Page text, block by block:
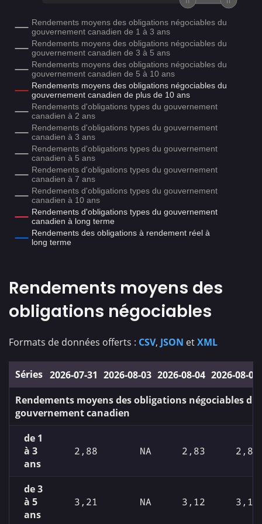
Rendements moyens des obligations négociables du
gouvernement canadien de 1 à 3 ans
Rendements moyens des obligations négociables du
gouvernement canadien de 3 à 5 ans
Rendements moyens des obligations négociables du
gouvernement canadien de 5 à 10 ans
Rendements moyens des obligations négociables du
gouvernement canadien de plus de 10 ans
Rendements d'obligations types du gouvernement
canadien à 2 ans
Rendements d'obligations types du gouvernement
canadien à 3 ans
Rendements d'obligations types du gouvernement
canadien à 5 ans
Rendements d'obligations types du gouvernement
canadien à 7 ans
Rendements d'obligations types du gouvernement
canadien à 10 ans
Rendements d'obligations types du gouvernement
canadien à long terme
Rendements des obligations à rendement réel à
long terme
Rendements moyens des
obligations négociables
Formats de données offerts : CSV, JSON etXML
Séries 2026‑07‑31 2026‑08‑03 2026‑08‑04 2026‑08‑05
Rendements moyens des obligations négociables du
gouvernement canadien
de 1
à 3
ans
2,88 NA 2,83 2,82
de 3
à 5
ans
3,21 NA 3,12 3,12